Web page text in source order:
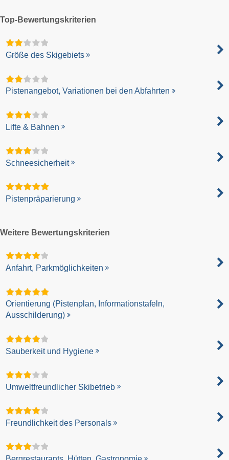
Top-Bewertungskriterien
Größe des Skigebiets
Pistenangebot, Variationen bei den Abfahrten
Lifte & Bahnen
Schneesicherheit
Pistenpräparierung
Weitere Bewertungskriterien
Anfahrt, Parkmöglichkeiten
Orientierung (Pistenplan, Informationstafeln,
Ausschilderung)
Sauberkeit und Hygiene
Umweltfreundlicher Skibetrieb
Freundlichkeit des Personals